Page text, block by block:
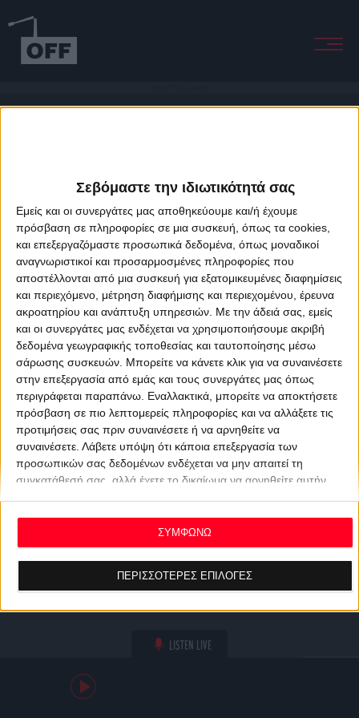
Σεβόμαστε την ιδιωτικότητά σας
Εμείς και οι συνεργάτες μας αποθηκεύουμε και/ή έχουμε
πρόσβαση σε πληροφορίες σε μια συσκευή, όπως τα cookies,
και επεξεργαζόμαστε προσωπικά δεδομένα, όπως μοναδικοί
αναγνωριστικοί και προσαρμοσμένες πληροφορίες που
αποστέλλονται από μια συσκευή για εξατομικευμένες διαφημίσεις
και περιεχόμενο, μέτρηση διαφήμισης και περιεχομένου, έρευνα
ακροατηρίου και ανάπτυξη υπηρεσιών. Με την άδειά σας, εμείς
και οι συνεργάτες μας ενδέχεται να χρησιμοποιήσουμε ακριβή
δεδομένα γεωγραφικής τοποθεσίας και ταυτοποίησης μέσω
σάρωσης συσκευών. Μπορείτε να κάνετε κλικ για να συναινέσετε
στην επεξεργασία από εμάς και τους συνεργάτες μας όπως
περιγράφεται παραπάνω. Εναλλακτικά, μπορείτε να αποκτήσετε
πρόσβαση σε πιο λεπτομερείς πληροφορίες και να αλλάξετε τις
προτιμήσεις σας πριν συναινέσετε ή να αρνηθείτε να
συναινέσετε. Λάβετε υπόψη ότι κάποια επεξεργασία των
προσωπικών σας δεδομένων ενδέχεται να μην απαιτεί τη
συγκατάθεσή σας, αλλά έχετε το δικαίωμα να αρνηθείτε αυτήν
ανακαλέσετε τη συγκατάθεσή σας ανά πάσα στιγμή
επιστρέφοντας σε αυτόν τον ιστότοπο και κάνοντας κλικ στο
κουμπί "Απορρήτου" στο κάτω μέρος της ιστοσελίδας.
ΠΕΡΙΣΣΟΤΕΡΕΣ ΕΠΙΛΟΓΕΣ
ΣΥΜΦΩΝΩ
LISTEN LIVE
About Offradio Business Class Terms & Conditions
Privacy Policy
Designed & developed byporcupine colors&Fotis Alexandrou